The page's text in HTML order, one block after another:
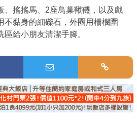
、搖搖馬、2座鳥巢鞦韆，以及戲
不黏身的細礫石，外圈用柵欄圍
給小朋友清潔手腳。